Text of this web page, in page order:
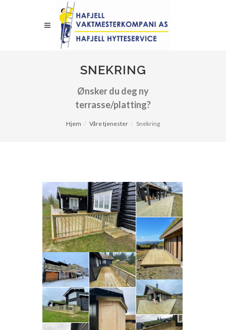
SNEKRING
Ønsker du deg ny
terrasse/platting?
Hjem Våre tjenester Snekring